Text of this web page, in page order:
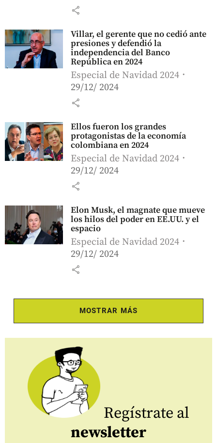
share
Villar, el gerente que no cedió ante
presiones y defendió la
independencia del Banco
República en 2024
Especial de Navidad 2024
29/12/ 2024
share
Ellos fueron los grandes
protagonistas de la economía
colombiana en 2024
Especial de Navidad 2024
29/12/ 2024
share
Elon Musk, el magnate que mueve
los hilos del poder en EE.UU. y el
espacio
Especial de Navidad 2024
29/12/ 2024
share
MOSTRAR MÁS
Regístrate al
newsletter